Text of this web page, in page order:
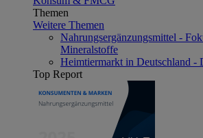
Themen
Weitere Themen
Nahrungsergänzungsmittel -
Mineralstoffe
Heimtiermarkt in Deutschland -
Top Report